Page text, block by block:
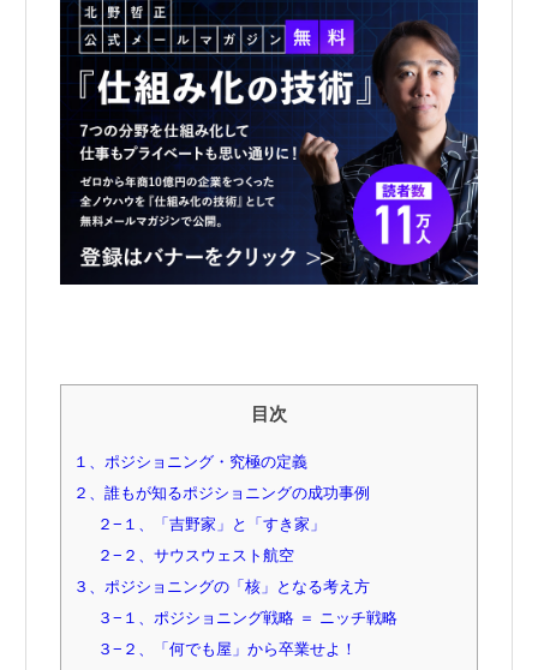
目次
１、ポジショニング・究極の定義
２、誰もが知るポジショニングの成功事例
２−１、「吉野家」と「すき家」
２−２、サウスウェスト航空
３、ポジショニングの「核」となる考え方
３−１、ポジショニング戦略 ＝ ニッチ戦略
３−２、「何でも屋」から卒業せよ！